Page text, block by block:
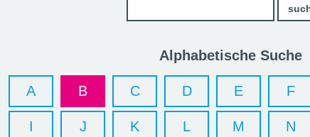
Alphabetische Suche
A B C D E F
I J K L M N